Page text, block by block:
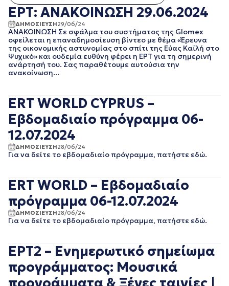
ERTECHO
ERTFLIX
EUROVISION - EBU
EΡΤ1
EΡΤ2 ΣΠΟΡ
EΡΤ3
EΡΤNEWS
ΓΡΑΦΕΙΟ ΤΥΠΟΥ
ΕΡΤ
ΚΙΝΗΜΑΤΟΓΡΑΦΙΚΕΣ
ΤΑΙΝΙΕΣ
ΠΟΛΙΤΙΚΗ
ΠΟΛΙΤΙΣΜΟΣ
ΡΑΔΙΟΦΩΝΟ
ΜΑΡΤΙΟΣ 2026
ΔΕΚΕΜΒΡΙΟΣ 2025
ΟΚΤΩΒΡΙΟΣ 2025
ΣΕΠΤΕΜΒΡΙΟΣ 2025
ΑΥΓΟΥΣΤΟΣ 2025
ΙΟΥΛΙΟΣ 2025
ΑΠΡΙΛΙΟΣ 2025
ΜΑΡΤΙΟΣ 2025
ΦΕΒΡΟΥΑΡΙΟΣ 2025
ΝΟΕΜΒΡΙΟΣ 2024
ΑΥΓΟΥΣΤΟΣ 2024
ΙΟΥΛΙΟΣ 2024
ΜΑΙΟΣ 2024
ΦΕΒΡΟΥΑΡΙΟΣ 2024
ΙΑΝΟΥΑΡΙΟΣ 2024
ΔΕΚΕΜΒΡΙΟΣ 2023
ΝΟΕΜΒΡΙΟΣ 2023
ΕΡΤ: ΑΝΑΚΟΙΝΩΣΗ 29.06.2024
ΔΗΜΟΣΙΕΥΣΗ29/06/24
ΑΝΑΚΟΙΝΩΣΗ Σε σφάλμα του συστήματος της Glomex
οφείλεται η επαναδημοσίευση βίντεο με θέμα «Έρευνα
της οικονομικής αστυνομίας στο σπίτι της Εύας Καϊλή στο
Ψυχικό» και ουδεμία ευθύνη φέρει η ΕΡΤ για τη σημερινή
ανάρτησή του. Σας παραθέτουμε αυτούσια την
ανακοίνωση...
ERT WORLD CYPRUS –
Εβδομαδιαίο πρόγραμμα 06-
12.07.2024
ΔΗΜΟΣΙΕΥΣΗ28/06/24
Για να δείτε το εβδομαδιαίο πρόγραμμα, πατήστε εδώ.
ERT WORLD – Εβδομαδιαίο
πρόγραμμα 06-12.07.2024
ΔΗΜΟΣΙΕΥΣΗ28/06/24
Για να δείτε το εβδομαδιαίο πρόγραμμα, πατήστε εδώ.
ΕΡΤ2 – Ενημερωτικό σημείωμα
προγράμματος: Μουσικά